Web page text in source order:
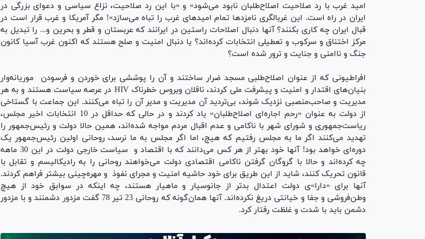
امید غرب با رد صلاحیت اصلاح‌طلبان نابود می‌شود» و «با این رد صلاحیت، نزاع سیاسی و دعوای بزرگی در
ایران در راه است. این غربالگری نامزدها تمام امیدهای غرب را تباه می‌سازد»! مگر آمریکا و غرب قرار است در
قبال ایران چه کاری بکنند؟ آنها دنبال اصلاحات راستین در ایرانند که عربستان و قطر و بحرین و... را تبدیل به
مرکز اختناق و سرکوب و تعطیلی انتخابات کرده‌اند؟ یا دنبال امنیت و صلح هستند که اکنون غرب آسیا کانون
جنگ و ناامنی و جنایت و ترور شده است؟
افراطیونی که از عنوان اصلاح‌طلبی مسجد ضرار ساختند و آن را پوششی برای خوردن و فرسودن موریانه‌وار
بنیان‌های اقتدار و امنیت و پیشرفت ملی کردند، ناقلان ویروس خطرناک HIV در عرصه سیاست هستند و به هر
مدیریت و صاحب‌منصبی نزدیک شوند، بی‌تردید آن مدیریت و مدیر آن را تباه می‌کنند. این جماعت با گستاخی
از دولت به عنوان «رحم اجاره‌ای اصلاح‌طلبان» یاد کردند و در حالی که حداقل در 10 انتخابات اخیر مجلس،
ریاست‌جمهوری و شورای شهر با ناکامی و عدم اقبال مردم مواجه شده‌اند، همین حالا دولت و رئیس‌جمهور را
تهدید می‌کنند اگر ما به مجلس رفتیم که هیچ، اما اگر مجلس به ما نرسد، روحانی اولین رئیس‌جمهور یک
دوره‌ای خواهد بود! آنها خود بهتر از هر کس می‌دانند که با اقتصاد و سیاست خارجی دولت در این 30 ماهه
چه کرده‌اند و حالا با گروگان گرفتن ناکامی اقتصادی دولت می‌خواهند روحانی را به رادیکالیسم و تقابل با
قانون تحریک کنند، شاید از این طریق برای خود حاشیه امنیت و مجرای نفوذ و مهره‌چینی بیشتر فراهم کردند.
آنها برای «دارا»ی دولت اعتدال بدتر از جانوسیار و ماهیار هستند، چه اینکه در سوابق خود از هیچ
وطن‌فروشی و جفا و خیانتی دریغ نکرده‌اند. آنها همان‌گونه که روحانی 23 تیر 78 گفت مزدور دشمنند و با مزدور
دشمن باید با شدت و غلظت رفتار کرد.